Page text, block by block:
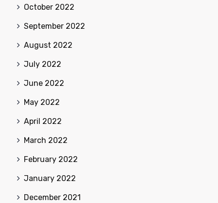
October 2022
September 2022
August 2022
July 2022
June 2022
May 2022
April 2022
March 2022
February 2022
January 2022
December 2021